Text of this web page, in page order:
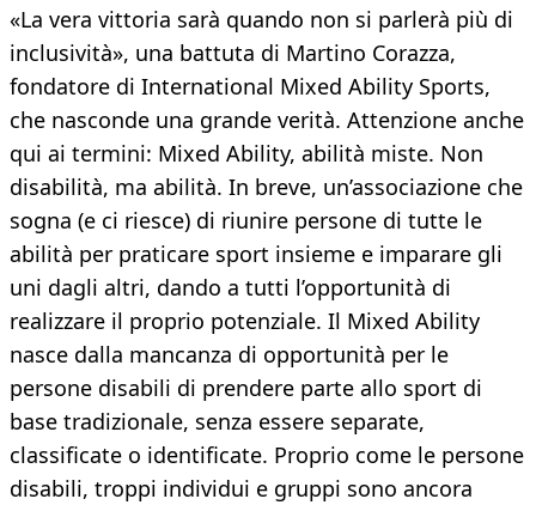
«La vera vittoria sarà quando non si parlerà più di
inclusività», una battuta di Martino Corazza,
fondatore di International Mixed Ability Sports,
che nasconde una grande verità. Attenzione anche
qui ai termini: Mixed Ability, abilità miste. Non
disabilità, ma abilità. In breve, un’associazione che
sogna (e ci riesce) di riunire persone di tutte le
abilità per praticare sport insieme e imparare gli
uni dagli altri, dando a tutti l’opportunità di
realizzare il proprio potenziale. Il Mixed Ability
nasce dalla mancanza di opportunità per le
persone disabili di prendere parte allo sport di
base tradizionale, senza essere separate,
classificate o identificate. Proprio come le persone
disabili, troppi individui e gruppi sono ancora